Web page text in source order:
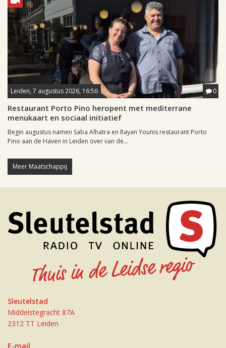
Leiden, 7 augustus 2026, 16:56 0
Restaurant Porto Pino heropent met mediterrane
menukaart en sociaal initiatief
Begin augustus namen Saba Alhatra en Rayan Younis restaurant Porto
Pino aan de Haven in Leiden over van de...
Meer Maatschappij
Sleutelstad
Middelstegracht 87A
2312 TT Leiden
E-mail